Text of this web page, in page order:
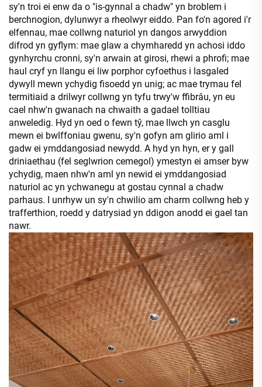
sy'n troi ei enw da o "is-gynnal a chadw" yn broblem i
berchnogion, dylunwyr a rheolwyr eiddo. Pan fo'n agored i'r
elfennau, mae collwng naturiol yn dangos arwyddion
difrod yn gyflym: mae glaw a chymharedd yn achosi iddo
gynhyrchu cronni, sy'n arwain at girosi, rhewi a phrofi; mae
haul cryf yn llangu ei liw porphor cyfoethus i lasgaled
dywyll mewn ychydig fisoedd yn unig; ac mae trymau fel
termitiaid a drilwyr collwng yn tyfu trwy'w ffibrâu, yn eu
cael nhw'n gwanach na chwaith a gadael tolltiau
anweledig. Hyd yn oed o fewn tŷ, mae llwch yn casglu
mewn ei bwlffoniau gwenu, sy'n gofyn am glirio aml i
gadw ei ymddangosiad newydd. A hyd yn hyn, er y gall
driniaethau (fel seglwrion cemegol) ymestyn ei amser byw
ychydig, maen nhw'n aml yn newid ei ymddangosiad
naturiol ac yn ychwanegu at gostau cynnal a chadw
parhaus. I unrhyw un sy'n chwilio am charm collwng heb y
trafferthion, roedd y datrysiad yn ddigon anodd ei gael tan
nawr.